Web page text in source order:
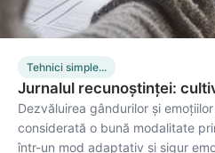
Tehnici simple...
Jurnalul recunoștinței:
Dezvăluirea gândurilor și
considerată o bună modalitate
într-un mod adaptativ și sigur